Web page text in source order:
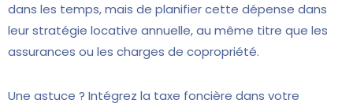
dans les temps, mais de planifier cette dépense dans
leur stratégie locative annuelle, au même titre que les
assurances ou les charges de copropriété.
Une astuce ? Intégrez la taxe foncière dans votre